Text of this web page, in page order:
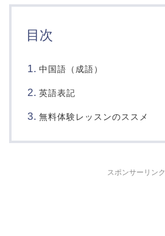
目次
中国語（成語）
英語表記
無料体験レッスンのススメ
スポンサーリンク